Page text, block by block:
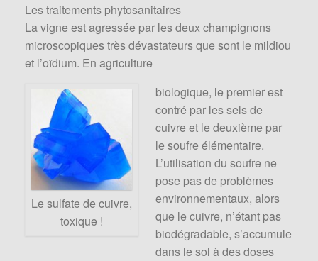
Les traitements phytosanitaires
La vigne est agressée par les deux champignons
microscopiques très dévastateurs que sont le mildiou
et l’oïdium. En agriculture
Le sulfate de cuivre,
toxique !
biologique, le premier est
contré par les sels de
cuivre et le deuxième par
le soufre élémentaire.
L’utilisation du soufre ne
pose pas de problèmes
environnementaux, alors
que le cuivre, n’étant pas
biodégradable, s’accumule
dans le sol à des doses